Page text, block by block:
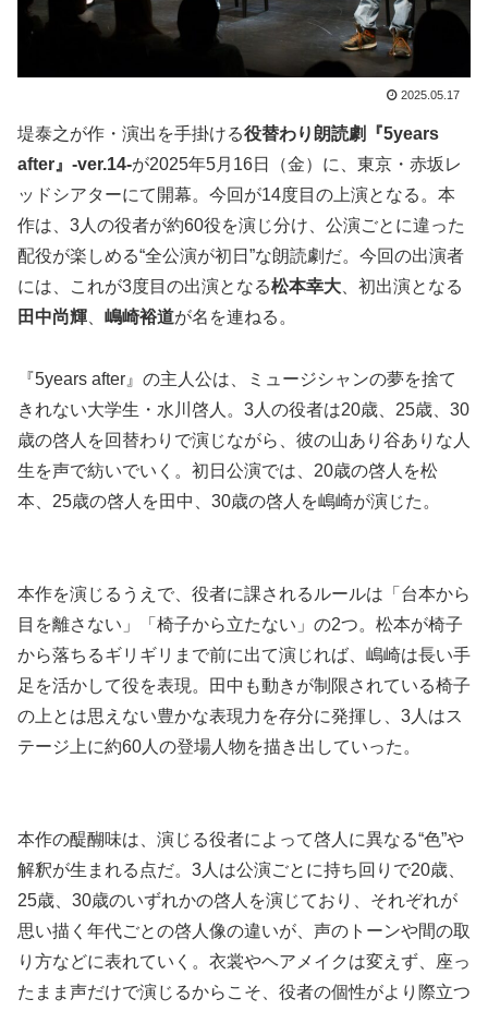
2025.05.17
堤泰之が作・演出を手掛ける役替わり朗読劇『5years
after』-ver.14-が2025年5月16日（金）に、東京・赤坂レ
ッドシアターにて開幕。今回が14度目の上演となる。本
作は、3人の役者が約60役を演じ分け、公演ごとに違った
配役が楽しめる“全公演が初日”な朗読劇だ。今回の出演者
には、これが3度目の出演となる松本幸大 、初出演となる
田中尚輝
嶋崎裕道が名を連ねる。
『5years after』の主人公は、ミュージシャンの夢を捨て
きれない大学生・水川啓人。3人の役者は20歳、25歳、30
歳の啓人を回替わりで演じながら、彼の山あり谷ありな人
生を声で紡いでいく。初日公演では、20歳の啓人を松
本、25歳の啓人を田中、30歳の啓人を嶋崎が演じた。
本作を演じるうえで、役者に課されるルールは「台本から
目を離さない」「椅子から立たない」の2つ。松本が椅子
から落ちるギリギリまで前に出て演じれば、嶋崎は長い手
足を活かして役を表現。田中も動きが制限されている椅子
の上とは思えない豊かな表現力を存分に発揮し、3人はス
テージ上に約60人の登場人物を描き出していった。
本作の醍醐味は、演じる役者によって啓人に異なる“色”や
解釈が生まれる点だ。3人は公演ごとに持ち回りで20歳、
25歳、30歳のいずれかの啓人を演じており、それぞれが
思い描く年代ごとの啓人像の違いが、声のトーンや間の取
り方などに表れていく。衣裳やヘアメイクは変えず、座っ
たまま声だけで演じるからこそ、役者の個性がより際立つ